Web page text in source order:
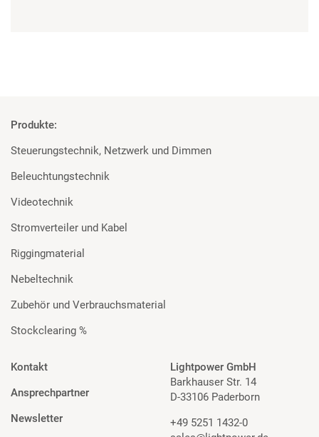
Produkte:
Steuerungstechnik, Netzwerk und Dimmen
Beleuchtungstechnik
Videotechnik
Stromverteiler und Kabel
Riggingmaterial
Nebeltechnik
Zubehör und Verbrauchsmaterial
Stockclearing %
Kontakt
Ansprechpartner
Newsletter
Lightpower GmbH
Barkhauser Str. 14
D-33106 Paderborn
+49 5251 1432-0